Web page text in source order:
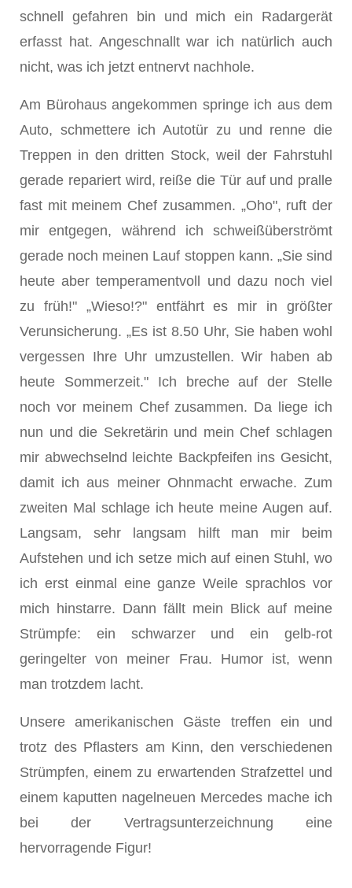
schnell gefahren bin und mich ein Radargerät
erfasst hat. Angeschnallt war ich natürlich auch
nicht, was ich jetzt entnervt nachhole.
Am Bürohaus angekommen springe ich aus dem
Auto, schmettere ich Autotür zu und renne die
Treppen in den dritten Stock, weil der Fahrstuhl
gerade repariert wird, reiße die Tür auf und pralle
fast mit meinem Chef zusammen. „Oho", ruft der
mir entgegen, während ich schweißüberströmt
gerade noch meinen Lauf stoppen kann. „Sie sind
heute aber temperamentvoll und dazu noch viel
zu früh!" „Wieso!?" entfährt es mir in größter
Verunsicherung. „Es ist 8.50 Uhr, Sie haben wohl
vergessen Ihre Uhr umzustellen. Wir haben ab
heute Sommerzeit." Ich breche auf der Stelle
noch vor meinem Chef zusammen. Da liege ich
nun und die Sekretärin und mein Chef schlagen
mir abwechselnd leichte Backpfeifen ins Gesicht,
damit ich aus meiner Ohnmacht erwache. Zum
zweiten Mal schlage ich heute meine Augen auf.
Langsam, sehr langsam hilft man mir beim
Aufstehen und ich setze mich auf einen Stuhl, wo
ich erst einmal eine ganze Weile sprachlos vor
mich hinstarre. Dann fällt mein Blick auf meine
Strümpfe: ein schwarzer und ein gelb-rot
geringelter von meiner Frau. Humor ist, wenn
man trotzdem lacht.
Unsere amerikanischen Gäste treffen ein und
trotz des Pflasters am Kinn, den verschiedenen
Strümpfen, einem zu erwartenden Strafzettel und
einem kaputten nagelneuen Mercedes mache ich
bei der Vertragsunterzeichnung eine
hervorragende Figur!